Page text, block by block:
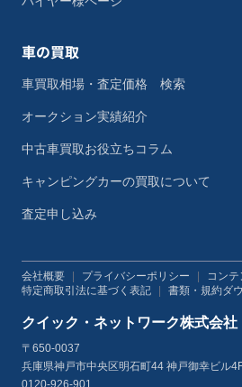
車の買取
車買取相場・査定価格 検索
オークション実績紹介
中古車買取お役立ちコラム
キャンピングカーの買取について
査定申し込み
会社概要 プライバシーポリシー コン
特定商取引法に基づく表記
書類・規約ダ
クイック・ネットワーク株式会社
〒650-0037
兵庫県神戸市中央区明石町44 神戸御幸ビル
0120-926-901